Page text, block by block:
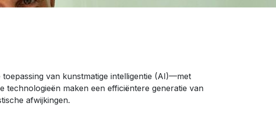
van kunstmatige intelligentie (AI)—met
technologieën maken een efficiëntere generatie van
afwijkingen.